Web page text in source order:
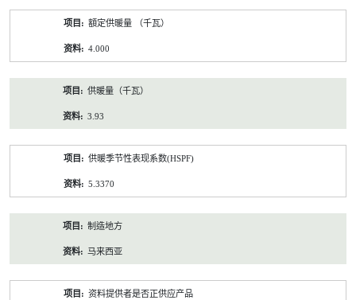
額定供暖量 （千瓦）
4.000
供暖量（千瓦）
3.93
供暖季节性表现系数(HSPF)
5.3370
制造地方
马来西亚
资料提供者是否正供应产品